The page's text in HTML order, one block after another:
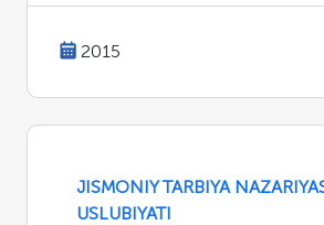
2015
JISMONIY TARBIYA
USLUBIYATI